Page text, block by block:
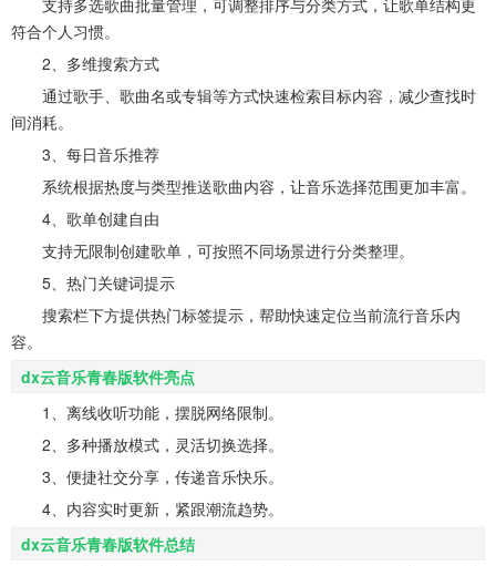
符合个人习惯。
2、多维搜索方式
通过歌手、歌曲名或专辑等方式快速检索目标内容，减少查找时
间消耗。
3、每日音乐推荐
系统根据热度与类型推送歌曲内容，让音乐选择范围更加丰富。
4、歌单创建自由
支持无限制创建歌单，可按照不同场景进行分类整理。
5、热门关键词提示
搜索栏下方提供热门标签提示，帮助快速定位当前流行音乐内
容。
dx云音乐青春版软件亮点
1、离线收听功能，摆脱网络限制。
2、多种播放模式，灵活切换选择。
3、便捷社交分享，传递音乐快乐。
4、内容实时更新，紧跟潮流趋势。
dx云音乐青春版软件总结